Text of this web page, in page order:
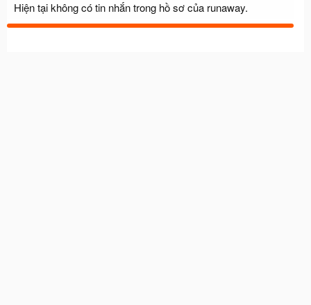
Hiện tại không có tin nhắn trong hồ sơ của runaway.